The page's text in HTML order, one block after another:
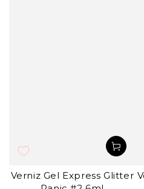
Verniz Gel Express Glitter